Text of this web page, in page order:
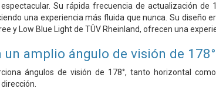
Su rápida frecuencia de actualización
una experiencia más fluida que nunca. Su diseño
y Low Blue Light de TÜV Rheinland, ofrecen una
amplio ángulo de visión de 178°
ángulos de visión de 178°, tanto horizontal